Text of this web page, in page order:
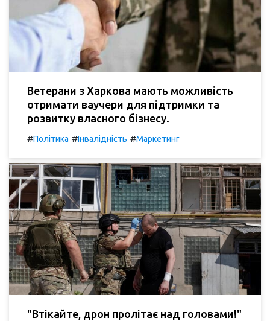
Ветерани з Харкова мають можливість
отримати ваучери для підтримки та
розвитку власного бізнесу.
#Політика #Інвалідність #Маркетинг
"Втікайте, дрон пролітає над головами!"